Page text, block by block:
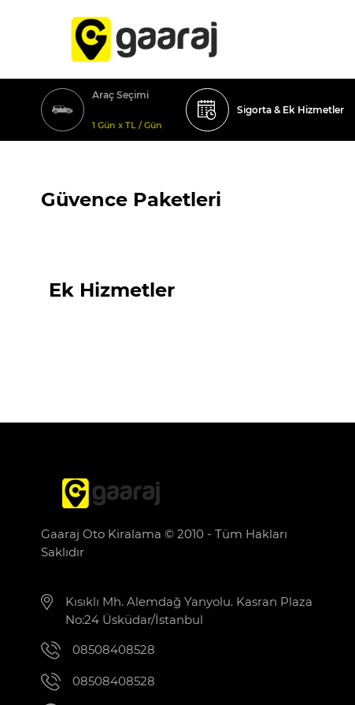
Araç Seçimi
1 Gün x TL / Gün
Sigorta & Ek Hizmetler
Güvence Paketleri
Ek Hizmetler
Gaaraj Oto Kiralama © 2010 - Tüm Hakları
Saklıdır
Kısıklı Mh. Alemdağ Yanyolu. Kasran Plaza
No:24 Üsküdar/İstanbul
08508408528
08508408528